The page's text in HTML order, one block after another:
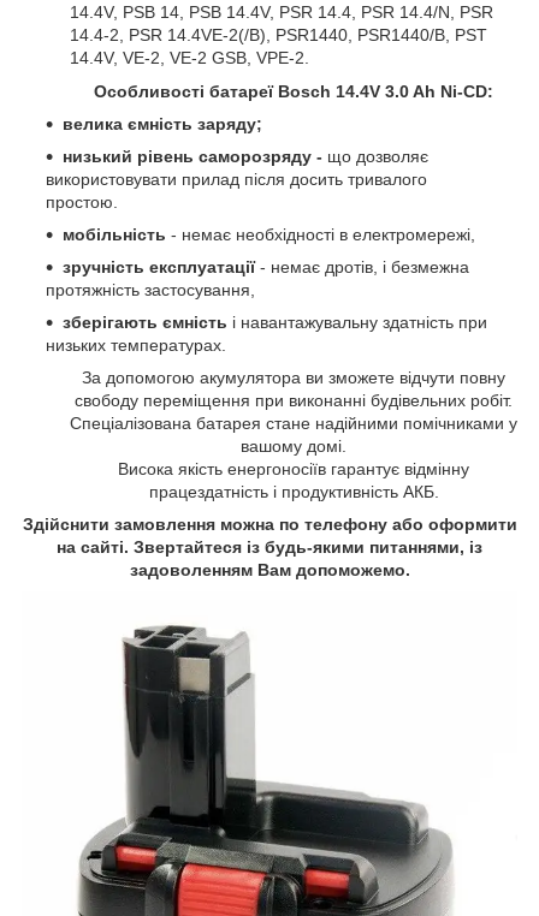
14.4V, PSB 14, PSB 14.4V, PSR 14.4, PSR 14.4/N, PSR
14.4-2, PSR 14.4VE-2(/B), PSR1440, PSR1440/B, PST
14.4V, VE-2, VE-2 GSB, VPE-2.
Особливості батареї Bosch 14.4V 3.0 Ah Ni-CD:
велика ємність заряду;
низький рівень саморозряду - що дозволяє
використовувати прилад після досить тривалого
простою.
мобільність - немає необхідності в електромережі,
зручність експлуатації- немає дротів, і безмежна
протяжність застосування,
зберігають ємність і навантажувальну здатність при
низьких температурах.
За допомогою акумулятора ви зможете відчути повну
свободу переміщення при виконанні будівельних робіт.
Спеціалізована батарея стане надійними помічниками у
вашому домі.
Висока якість енергоносіїв гарантує відмінну
працездатність і продуктивність АКБ.
Здійснити замовлення можна по телефону або оформити
на сайті. Звертайтеся із будь-якими питаннями, із
задоволенням Вам допоможемо.